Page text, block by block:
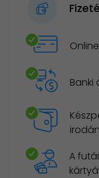
Banki
A